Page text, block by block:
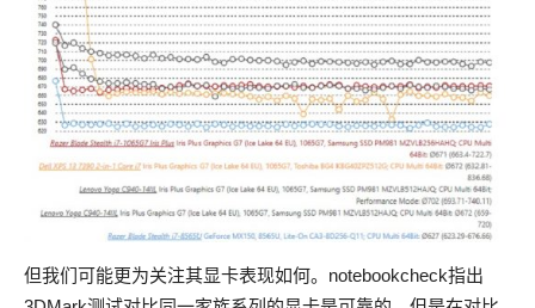
但我们可能更为关注其显卡表现如何。notebookcheck指出